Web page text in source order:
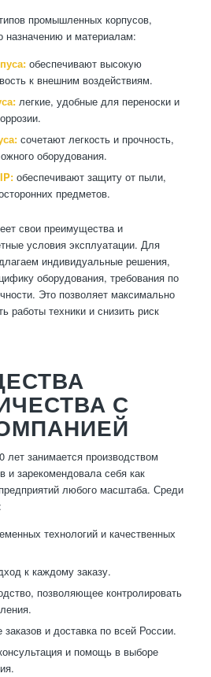
промышленных корпусов,
назначению и материалам:
обеспечивают высокую
к внешним воздействиям.
легкие, удобные для переноски и
сочетают легкость и прочность,
оборудования.
обеспечивают защиту от пыли,
предметов.
свои преимущества и
условия эксплуатации. Для
индивидуальные решения,
оборудования, требования по
Это позволяет максимально
работы техники и снизить риск
С
занимается производством
и зарекомендовала себя как
любого масштаба. Среди
технологий и качественных
к каждому заказу.
позволяющее контролировать
и доставка по всей России.
и помощь в выборе